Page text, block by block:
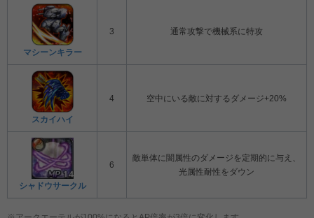
マシーンキラー
3 通常攻撃で機械系に特攻
スカイハイ
4 空中にいる敵に対するダメージ+20%
シャドウサークル
6
敵単体に闇属性のダメージを定期的に与え、
光属性耐性をダウン